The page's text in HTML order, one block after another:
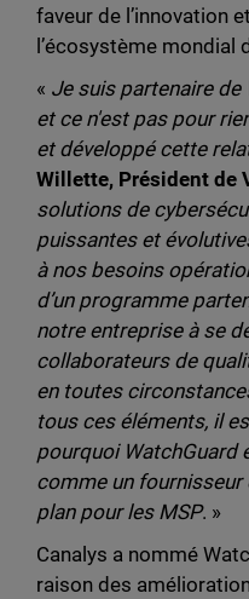
faveur de l’innovation
l’écosystème mondial
« Je suis partenaire de
et ce n'est pas pour
et développé cette
Willette, Président de
solutions de
puissantes et
à nos besoins
d’un programme
notre entreprise à se
collaborateurs de
en toutes
tous ces éléments, il
pourquoi WatchGuard
comme un
plan pour les MSP. »
Canalys a nommé
raison des